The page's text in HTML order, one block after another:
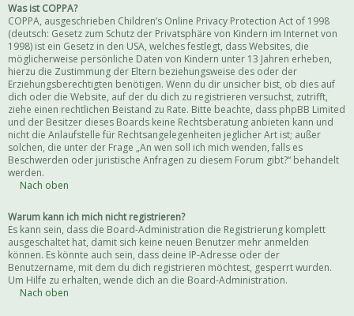
Was ist COPPA?
COPPA, ausgeschrieben Children’s Online Privacy Protection Act of 1998
(deutsch: Gesetz zum Schutz der Privatsphäre von Kindern im Internet von
1998) ist ein Gesetz in den USA, welches festlegt, dass Websites, die
möglicherweise persönliche Daten von Kindern unter 13 Jahren erheben,
hierzu die Zustimmung der Eltern beziehungsweise des oder der
Erziehungsberechtigten benötigen. Wenn du dir unsicher bist, ob dies auf
dich oder die Website, auf der du dich zu registrieren versuchst, zutrifft,
ziehe einen rechtlichen Beistand zu Rate. Bitte beachte, dass phpBB Limited
und der Besitzer dieses Boards keine Rechtsberatung anbieten kann und
nicht die Anlaufstelle für Rechtsangelegenheiten jeglicher Art ist; außer
solchen, die unter der Frage „An wen soll ich mich wenden, falls es
Beschwerden oder juristische Anfragen zu diesem Forum gibt?“ behandelt
werden.
Nach oben
Warum kann ich mich nicht registrieren?
Es kann sein, dass die Board-Administration die Registrierung komplett
ausgeschaltet hat, damit sich keine neuen Benutzer mehr anmelden
können. Es könnte auch sein, dass deine IP-Adresse oder der
Benutzername, mit dem du dich registrieren möchtest, gesperrt wurden.
Um Hilfe zu erhalten, wende dich an die Board-Administration.
Nach oben